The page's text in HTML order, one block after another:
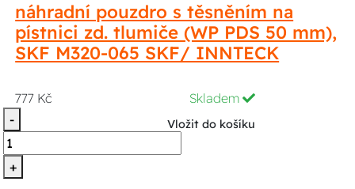
náhradní pouzdro s těsněním na
pístnici zd. tlumiče (WP PDS 50 mm),
SKF M320-065 SKF/ INNTECK
777 Kč
Skladem
-
+
Vložit do košíku